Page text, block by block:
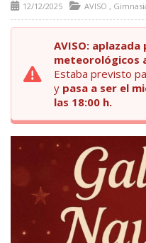
12/12/2025 AVISO ,
AVISO:
meteorológicos
Estaba previsto
y pasa a ser el
las 18:00 h.